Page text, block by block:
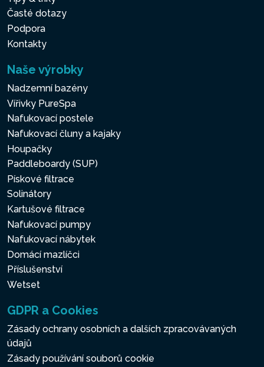
Časté dotazy
Podpora
Kontakty
Naše výrobky
Nadzemní bazény
Vířivky PureSpa
Nafukovací postele
Nafukovací čluny a kajaky
Houpačky
Paddleboardy (SUP)
Pískové filtrace
Solinátory
Kartušové filtrace
Nafukovací pumpy
Nafukovací nábytek
Domácí mazlíčci
Příslušenství
Wetset
GDPR a Cookies
Zásady ochrany osobních a dalších zpracovávaných
údajů
Zásady používání souborů cookie